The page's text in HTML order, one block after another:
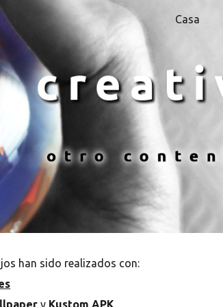
to main content Casa
han sido realizados con:
y Kustom APK